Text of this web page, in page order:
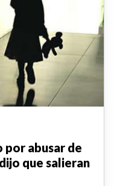
por abusar de
que salieran